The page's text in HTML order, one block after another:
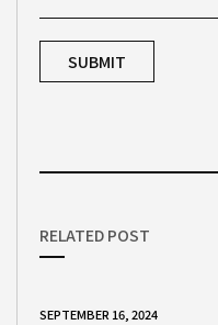
RELATED POST
SEPTEMBER 16, 2024